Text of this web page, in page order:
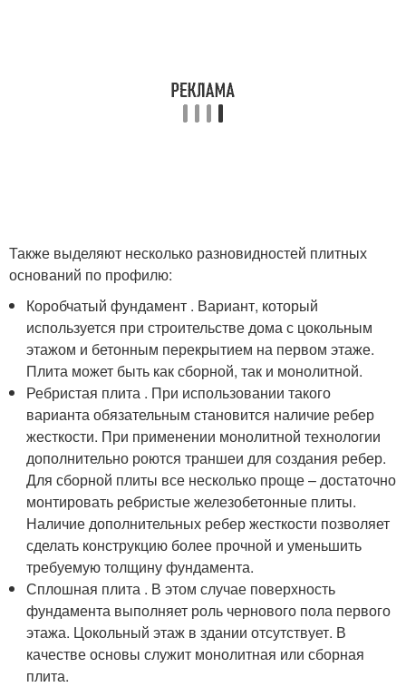
Также выделяют несколько разновидностей плитных
оснований по профилю:
Коробчатый фундамент . Вариант, который
используется при строительстве дома с цокольным
этажом и бетонным перекрытием на первом этаже.
Плита может быть как сборной, так и монолитной.
Ребристая плита . При использовании такого
варианта обязательным становится наличие ребер
жесткости. При применении монолитной технологии
дополнительно роются траншеи для создания ребер.
Для сборной плиты все несколько проще – достаточно
монтировать ребристые железобетонные плиты.
Наличие дополнительных ребер жесткости позволяет
сделать конструкцию более прочной и уменьшить
требуемую толщину фундамента.
Сплошная плита . В этом случае поверхность
фундамента выполняет роль чернового пола первого
этажа. Цокольный этаж в здании отсутствует. В
качестве основы служит монолитная или сборная
плита.